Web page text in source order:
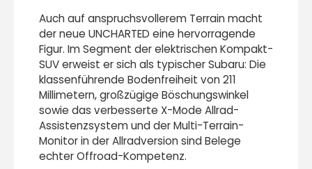
Auch auf anspruchsvollerem Terrain macht
der neue UNCHARTED eine hervorragende
Figur. Im Segment der elektrischen Kompakt-
SUV erweist er sich als typischer Subaru: Die
klassenführende Bodenfreiheit von 211
Millimetern, großzügige Böschungswinkel
sowie das verbesserte X-Mode Allrad-
Assistenzsystem und der Multi-Terrain-
Monitor in der Allradversion sind Belege
echter Offroad-Kompetenz.